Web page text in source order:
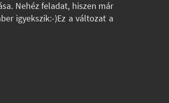
Nehéz feladat, hiszen már
igyekszik:-)Ez a változat a